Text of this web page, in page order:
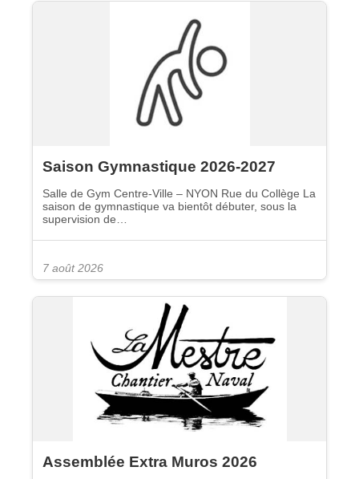
Saison Gymnastique 2026-2027
Salle de Gym Centre-Ville – NYON Rue du Collège La
saison de gymnastique va bientôt débuter, sous la
supervision de…
7 août 2026
Assemblée Extra Muros 2026